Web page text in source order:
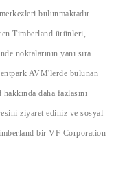
bulunmaktadır.
Timberland ürünleri,
noktalarının yanı sıra
AVM'lerde bulunan
daha fazlasını
ziyaret ediniz ve sosyal
bir VF Corporation